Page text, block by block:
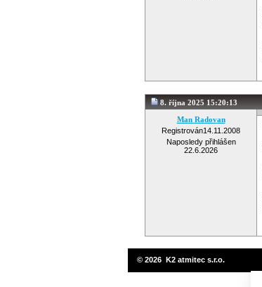
8. října 2025 15:20:13
Man Radovan
Registrován14.11.2008
Naposledy přihlášen
22.6.2026
© 2026 K2 atmitec s.r.o.